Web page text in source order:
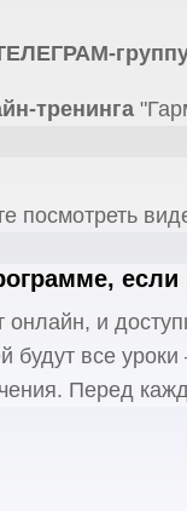
тренинга
посмотреть
и
будут все
Перед